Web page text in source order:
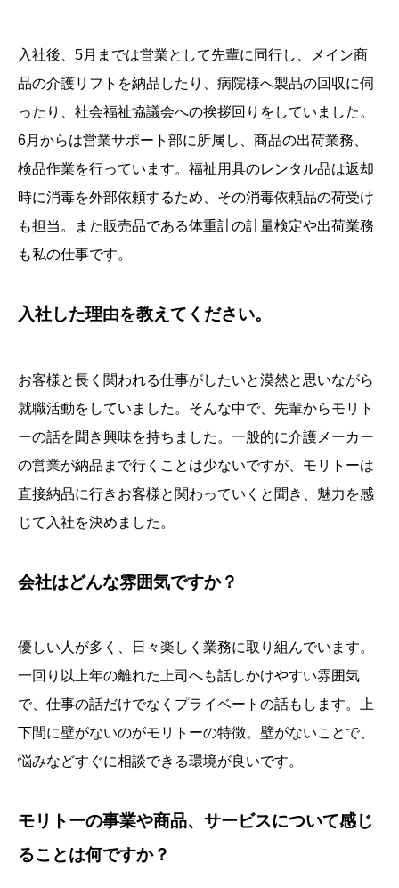
入社後、5月までは営業として先輩に同行し、メイン商
品の介護リフトを納品したり、病院様へ製品の回収に伺
ったり、社会福祉協議会への挨拶回りをしていました。
6月からは営業サポート部に所属し、商品の出荷業務、
検品作業を行っています。福祉用具のレンタル品は返却
時に消毒を外部依頼するため、その消毒依頼品の荷受け
も担当。また販売品である体重計の計量検定や出荷業務
も私の仕事です。
入社した理由を教えてください。
お客様と長く関われる仕事がしたいと漠然と思いながら
就職活動をしていました。そんな中で、先輩からモリト
ーの話を聞き興味を持ちました。一般的に介護メーカー
の営業が納品まで行くことは少ないですが、モリトーは
直接納品に行きお客様と関わっていくと聞き、魅力を感
じて入社を決めました。
会社はどんな雰囲気ですか？
優しい人が多く、日々楽しく業務に取り組んでいます。
一回り以上年の離れた上司へも話しかけやすい雰囲気
で、仕事の話だけでなくプライベートの話もします。上
下間に壁がないのがモリトーの特徴。壁がないことで、
悩みなどすぐに相談できる環境が良いです。
モリトーの事業や商品、サービスについて感じ
ることは何ですか？